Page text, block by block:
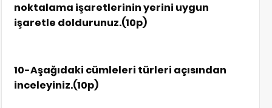
noktalama işaretlerinin yerini uygun
işaretle doldurunuz.(10p)
10-Aşağıdaki cümleleri türleri açısından
inceleyiniz.(10p)